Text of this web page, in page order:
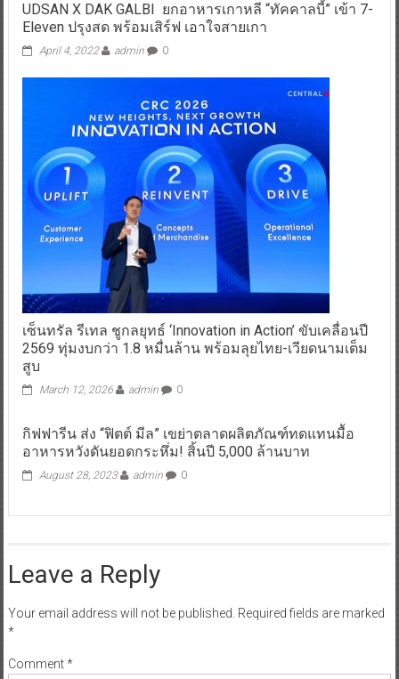
UDSAN X DAK GALBI ยกอาหารเกาหลี “ทัคคาลบี้” เข้า 7-
Eleven ปรุงสด พร้อมเสิร์ฟ เอาใจสายเกา
April 4, 2022 admin 0
เซ็นทรัล รีเทล ชูกลยุทธ์ ‘Innovation in Action’ ขับเคลื่อนปี
2569 ทุ่มงบกว่า 1.8 หมื่นล้าน พร้อมลุยไทย-เวียดนามเต็ม
สูบ
March 12, 2026 admin 0
กิฟฟารีน ส่ง “ฟิตต์ มีล” เขย่าตลาดผลิตภัณฑ์ทดแทนมื้อ
อาหารหวังดันยอดกระหึ่ม! สิ้นปี 5,000 ล้านบาท
August 28, 2023 admin 0
Leave a Reply
Your email address will not be published. Required fields are marked
*
Comment*